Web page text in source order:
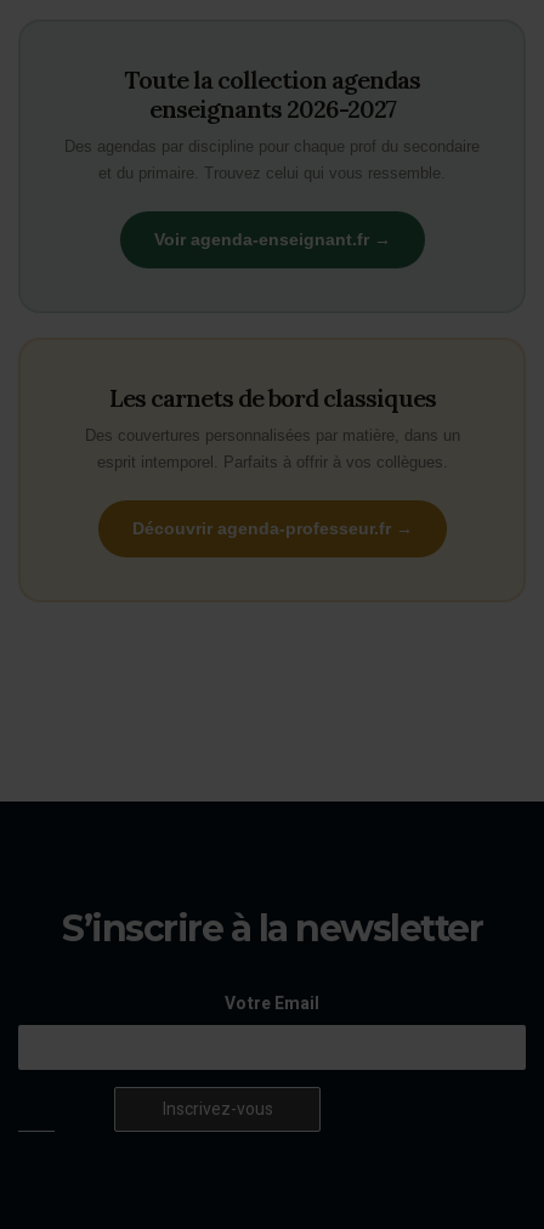
Toute la collection agendas
enseignants 2026-2027
Des agendas par discipline pour chaque prof du secondaire
et du primaire. Trouvez celui qui vous ressemble.
Voir agenda-enseignant.fr →
Les carnets de bord classiques
Des couvertures personnalisées par matière, dans un
esprit intemporel. Parfaits à offrir à vos collègues.
Découvrir agenda-professeur.fr →
S’inscrire à la newsletter
Votre Email